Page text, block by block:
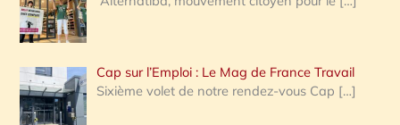
Cap sur l’Emploi : Le Mag de France Travail
Sixième volet de notre rendez-vous Cap […]